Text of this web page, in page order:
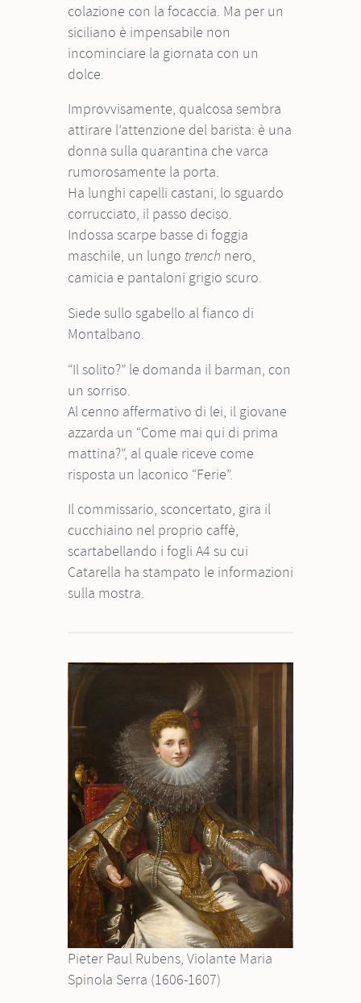
colazione con la focaccia. Ma per un
siciliano è impensabile non
incominciare la giornata con un
dolce.
Improvvisamente, qualcosa sembra
attirare l’attenzione del barista: è una
donna sulla quarantina che varca
rumorosamente la porta.
Ha lunghi capelli castani, lo sguardo
corrucciato, il passo deciso.
Indossa scarpe basse di foggia
maschile, un lungo trench nero,
camicia e pantaloni grigio scuro.
Siede sullo sgabello al fianco di
Montalbano.
“Il solito?” le domanda il barman, con
un sorriso.
Al cenno affermativo di lei, il giovane
azzarda un “Come mai qui di prima
mattina?”, al quale riceve come
risposta un laconico “Ferie”.
Il commissario, sconcertato, gira il
cucchiaino nel proprio caffè,
scartabellando i fogli A4 su cui
Catarella ha stampato le informazioni
sulla mostra.
Pieter Paul Rubens, Violante Maria
Spinola Serra (1606-1607)